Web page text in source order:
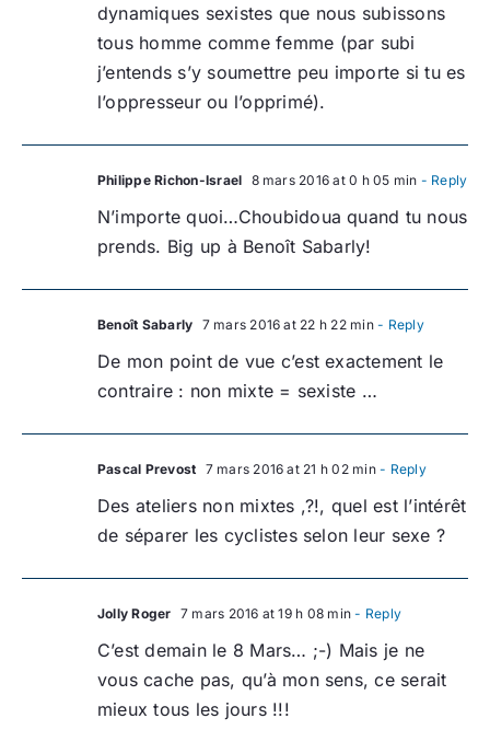
dynamiques sexistes que nous subissons
tous homme comme femme (par subi
j’entends s’y soumettre peu importe si tu es
l’oppresseur ou l’opprimé).
Philippe Richon-Israel 8 mars 2016 at 0 h 05 min - Reply
N’importe quoi…Choubidoua quand tu nous
prends. Big up à Benoît Sabarly!
Benoît Sabarly 7 mars 2016 at 22 h 22 min- Reply
De mon point de vue c’est exactement le
contraire : non mixte = sexiste …
Pascal Prevost 7 mars 2016 at 21 h 02 min- Reply
Des ateliers non mixtes ,?!, quel est l’intérêt
de séparer les cyclistes selon leur sexe ?
Jolly Roger 7 mars 2016 at 19 h 08 min - Reply
C’est demain le 8 Mars… ;-) Mais je ne
vous cache pas, qu’à mon sens, ce serait
mieux tous les jours !!!